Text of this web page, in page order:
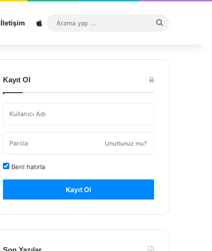
İletişim Sitemap
...
Kayıt Ol
Unuttunuz mu?
Beni hatırla
Kayıt Ol